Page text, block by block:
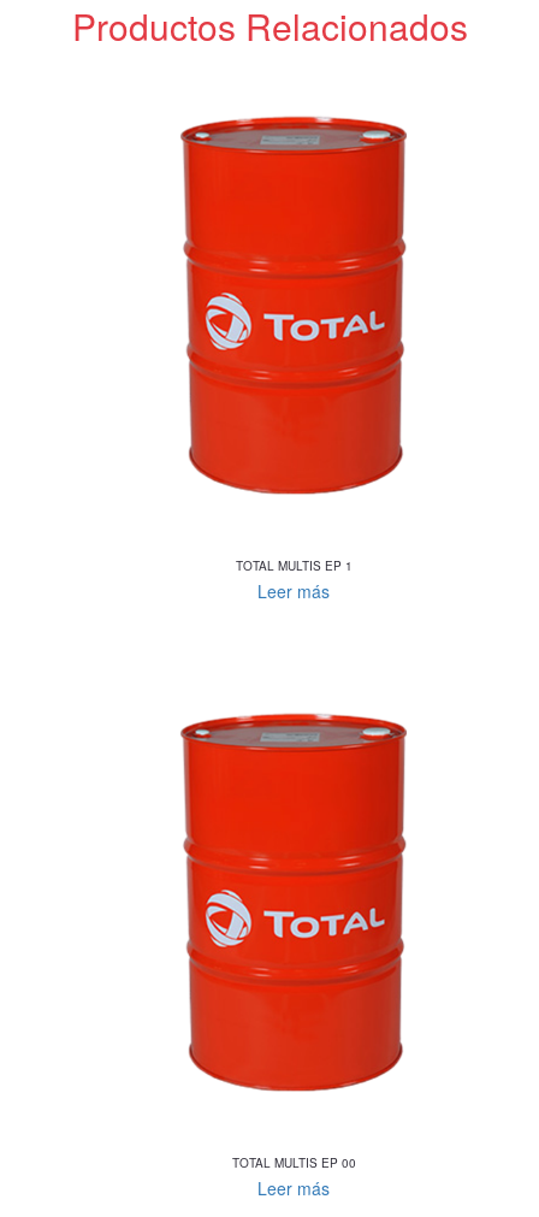
Productos Relacionados
TOTAL MULTIS EP 1
Leer más
TOTAL MULTIS EP 00
Leer más